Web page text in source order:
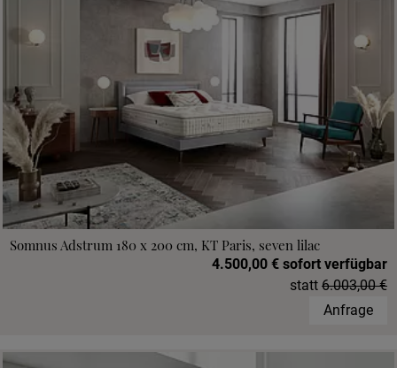
Somnus Adstrum 180 x 200 cm, KT Paris, seven lilac
4.500,00 € sofort verfügbar
statt 6.003,00 €
Anfrage